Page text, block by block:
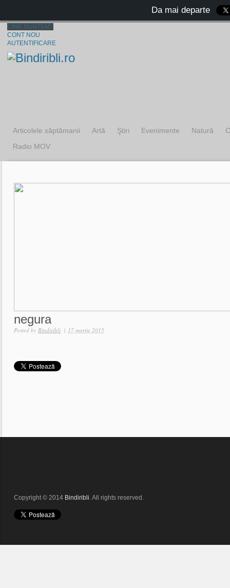
CINE SUNTEM?
CONT NOU
AUTENTIFICARE
Articolele săptămanii Artă Ştiri Evenimente Natură
Radio MOV
negura
Posted by Bindiribli | 17 martie 2015
Copyright © 2014 Bindiribli. All rights reserved.
Da mai departe